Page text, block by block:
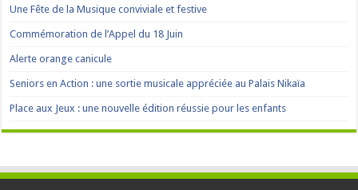
Une Fête de la Musique conviviale et festive
Commémoration de l’Appel du 18 Juin
Alerte orange canicule
Seniors en Action : une sortie musicale appréciée au Palais Nikaïa
Place aux Jeux : une nouvelle édition réussie pour les enfants